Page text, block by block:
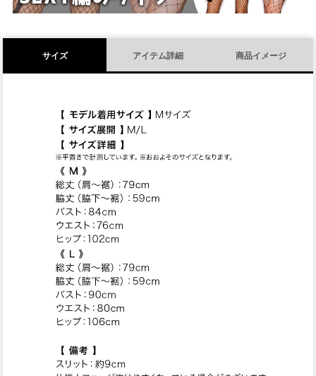
サイズ アイテム詳細 商品イメージ